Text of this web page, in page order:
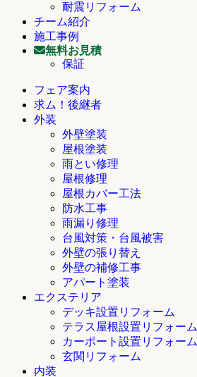
耐震リフォーム
チーム紹介
施工事例
無料お見積
保証
フェア案内
求ム！後継者
外装
外壁塗装
屋根塗装
雨とい修理
屋根修理
屋根カバー工法
防水工事
雨漏り修理
台風対策・台風被害
外壁の張り替え
外壁の補修工事
アパート塗装
エクステリア
デッキ設置リフォーム
テラス屋根設置リフォーム
カーポート設置リフォーム
玄関リフォーム
内装